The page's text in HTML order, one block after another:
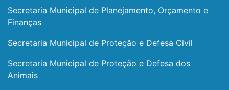
Secretaria Municipal de Planejamento, Orçamento e
Finanças
Secretaria Municipal de Proteção e Defesa Civil
Secretaria Municipal de Proteção e Defesa dos
Animais